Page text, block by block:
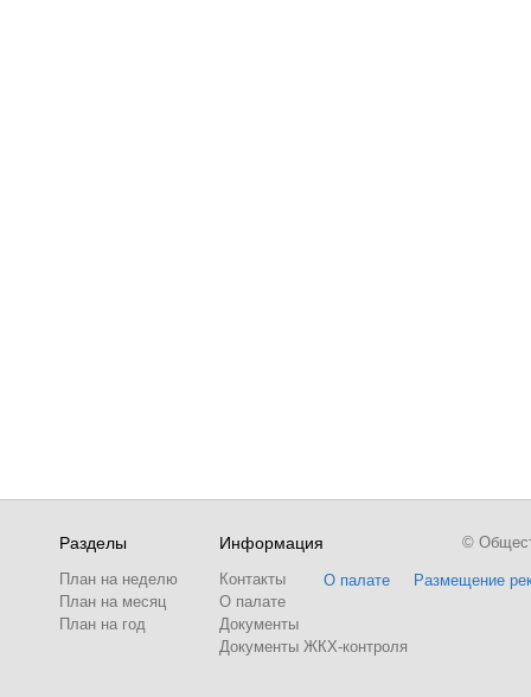
Разделы
План на неделю
План на месяц
План на год
Информация
Контакты
О палате
Документы
Документы ЖКХ-контроля
О палате Размещение
©